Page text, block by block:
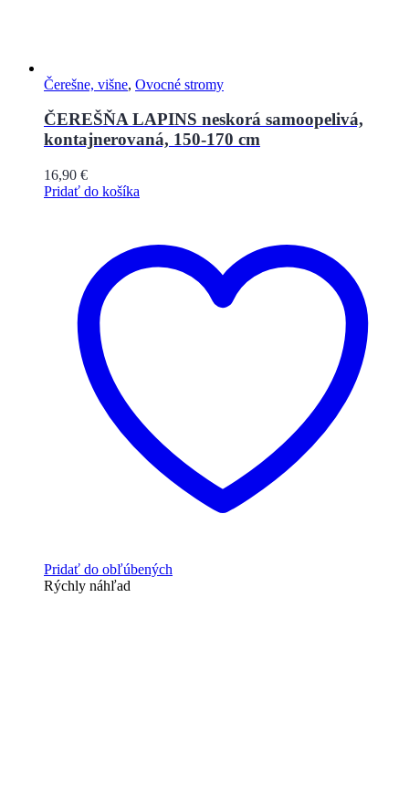
Čerešne, višne, Ovocné stromy
ČEREŠŇA LAPINS neskorá samoopelivá,
kontajnerovaná, 150-170 cm
16,90 €
Pridať do košíka
Pridať do obľúbených
Rýchly náhľad